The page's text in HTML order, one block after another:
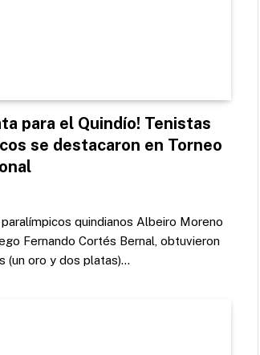
para el Quindío! Tenistas
se destacaron en Torneo
quindianos Albeiro Moreno
Fernando Cortés Bernal, obtuvieron
(un oro y dos platas)…